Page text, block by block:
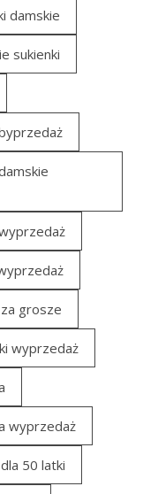
damskie
sukienki
grosze
wyprzedaż
wyprzedaż
50 latki